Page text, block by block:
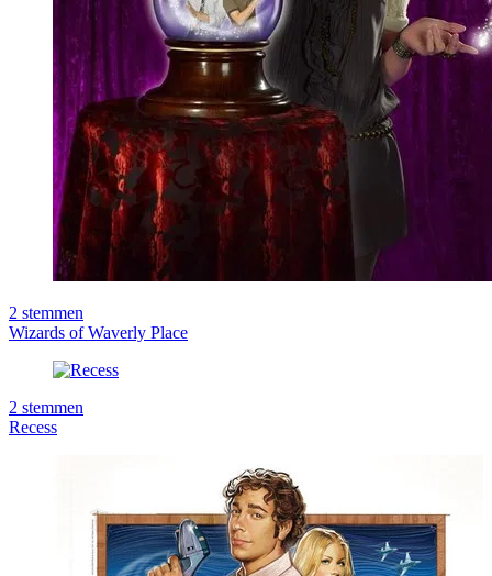
2 stemmen
Wizards of Waverly Place
2 stemmen
Recess